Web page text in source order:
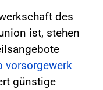
des
ist, stehen
vorsorgewerk
günstige